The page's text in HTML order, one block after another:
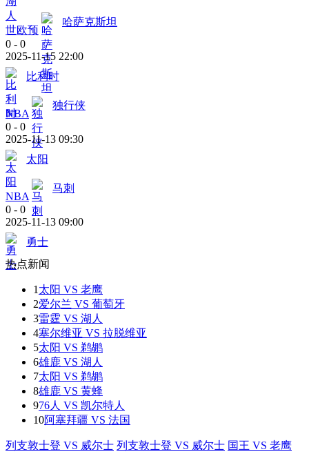
世欧预
哈萨克斯坦
0 - 0
2025-11-15 22:00
比利时
NBA
独行侠
0 - 0
2025-11-13 09:30
太阳
NBA
马刺
0 - 0
2025-11-13 09:00
勇士
热点新闻
1 太阳 VS 老鹰
2爱尔兰 VS 葡萄牙
3雷霆 VS 湖人
4塞尔维亚 VS 拉脱维亚
5太阳 VS 鹈鹕
6雄鹿 VS 湖人
7太阳 VS 鹈鹕
8雄鹿 VS 黄蜂
976人 VS 凯尔特人
10阿塞拜疆 VS 法国
列支敦士登 VS 威尔士 列支敦士登 VS 威尔士 国王 VS 老鹰